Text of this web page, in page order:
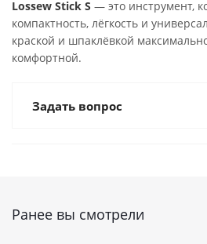
Lossew Stick S — это инструмент,
компактность, лёгкость и
краской и шпаклёвкой
комфортной.
Задать вопрос
Ранее вы смотрели